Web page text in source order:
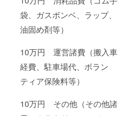
袋、ガスボンベ、ラップ、
油固め剤等）
10万円 運営諸費（搬入車
経費、駐車場代、ボラン
ティア保険料等）
10万円 その他（その他諸